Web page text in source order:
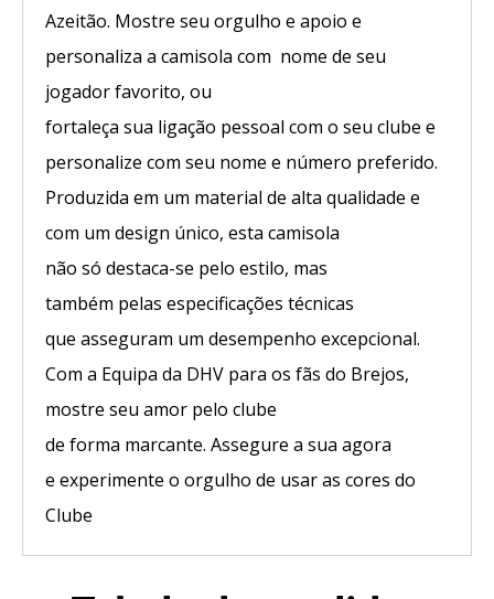
Azeitão. Mostre seu orgulho e apoio e
personaliza a camisola com nome de seu
jogadorfavorito, ou
fortaleça sua ligação pessoal com o seu clube e
personalize com seu nome e número preferido.
Produzida em um material de alta qualidade e
com um design único, esta camisola
não só destaca-se pelo estilo, mas
também pelas especificações técnicas
que asseguram um desempenho excepcional.
Com a Equipa da DHV para os fãs do Brejos,
mostre seu amor pelo clube
de forma marcante. Assegure a sua agora
e experimente o orgulho de usaras cores do
Clube